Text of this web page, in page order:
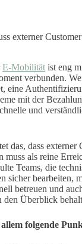
externer
E-Mobilität ist eng
verbunden.
eine
mit der
und
das, dass externer
muss als reine
Teams, die
sicher bearbeiten,
betreuen und
den Überblick
folgende